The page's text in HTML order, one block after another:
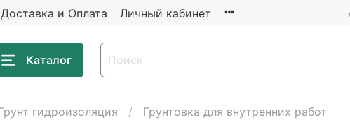
Доставка и Оплата Личный кабинет
Каталог
гидроизоляция Грунтовка для внутренних работ